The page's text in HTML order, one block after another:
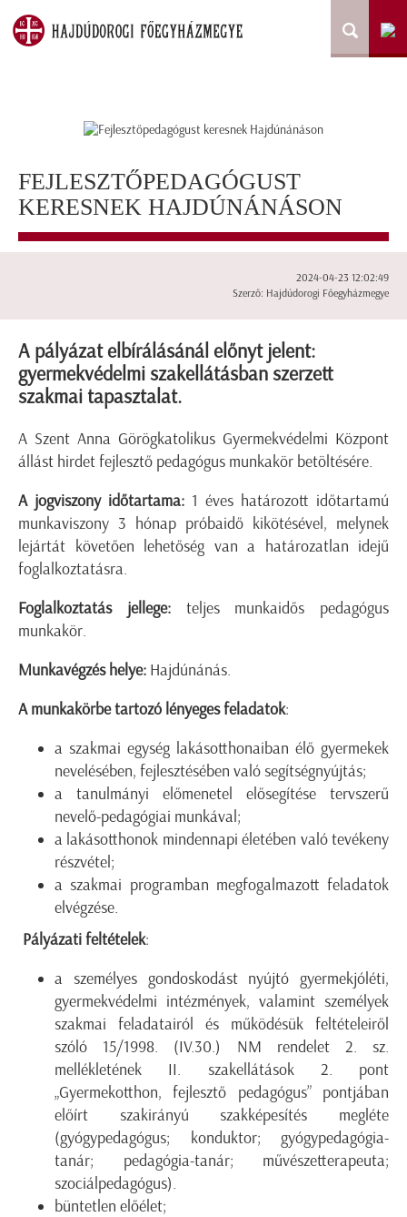
FEJLESZTŐPEDAGÓGUST
KERESNEK HAJDÚNÁNÁSON
2024-04-23 12:02:49
Szerző: Hajdúdorogi Főegyházmegye
A pályázat elbírálásánál előnyt jelent:
gyermekvédelmi szakellátásban szerzett
szakmai tapasztalat.
A Szent Anna Görögkatolikus Gyermekvédelmi Központ
állást hirdet fejlesztő pedagógus munkakör betöltésére.
A jogviszony időtartama: 1 éves határozott időtartamú
munkaviszony 3 hónap próbaidő kikötésével, melynek
lejártát követően lehetőség van a határozatlan idejű
foglalkoztatásra.
Foglalkoztatás jellege:teljes munkaidős pedagógus
munkakör.
Munkavégzés helye: Hajdúnánás.
A munkakörbe tartozó lényeges feladatok:
a szakmai egység lakásotthonaiban élő gyermekek
nevelésében, fejlesztésében való segítségnyújtás;
a tanulmányi előmenetel elősegítése tervszerű
nevelő-pedagógiai munkával;
a lakásotthonok mindennapi életében való tevékeny
részvétel;
a szakmai programban megfogalmazott feladatok
elvégzése.
Pályázati feltételek:
a személyes gondoskodást nyújtó gyermekjóléti,
gyermekvédelmi intézmények, valamint személyek
szakmai feladatairól és működésük feltételeiről
szóló 15/1998. (IV.30.) NM rendelet 2. sz.
mellékletének II. szakellátások 2. pont
„Gyermekotthon, fejlesztő pedagógus” pontjában
előírt szakirányú szakképesítés megléte
(gyógypedagógus; konduktor; gyógypedagógia-
tanár; pedagógia-tanár; művészetterapeuta;
szociálpedagógus).
büntetlen előélet;